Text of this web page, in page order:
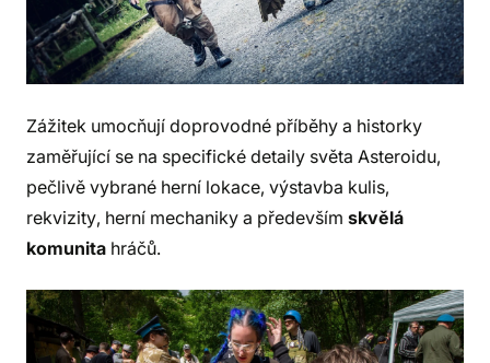
Zážitek umocňují doprovodné příběhy a historky
zaměřující se na specifické detaily světa Asteroidu,
pečlivě vybrané herní lokace, výstavba kulis,
rekvizity, herní mechaniky a především skvělá
komunita hráčů.